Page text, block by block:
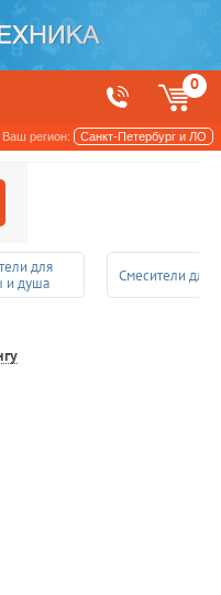
0
Ваш регион: Санкт-Петербург и ЛО
для
и душа
Смесители для